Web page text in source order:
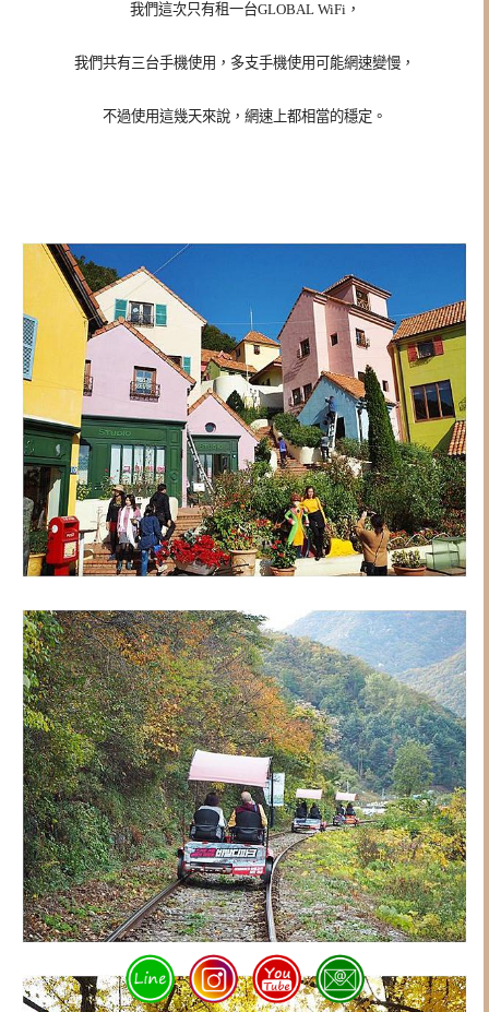
我們這次只有租一台GLOBAL WiFi，
我們共有三台手機使用，多支手機使用可能網速變慢，
不過使用這幾天來說，網速上都相當的穩定。